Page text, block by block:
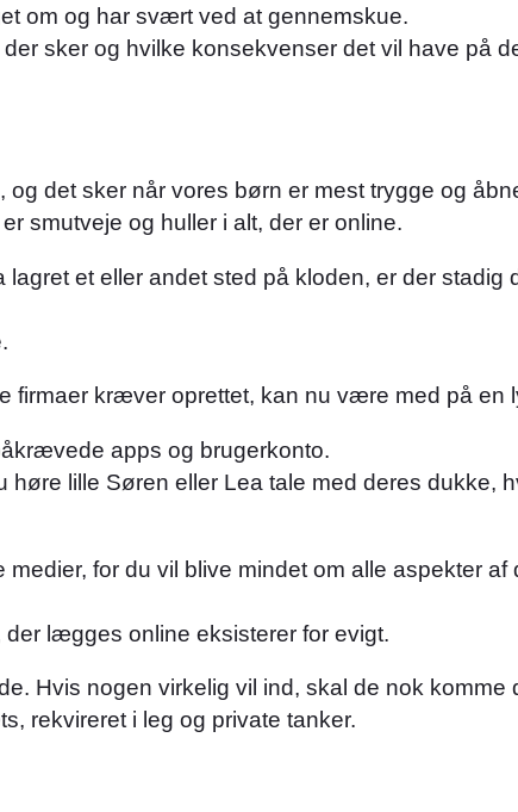
om og har svært ved at gennemskue.
sker og hvilke konsekvenser det vil have på
det sker når vores børn er mest trygge og
smutveje og huller i alt, der er online.
et eller andet sted på kloden, er der stadig
firmaer kræver oprettet, kan nu være med på en
apps og brugerkonto.
lille Søren eller Lea tale med deres dukke,
for du vil blive mindet om alle aspekter af
lægges online eksisterer for evigt.
Hvis nogen virkelig vil ind, skal de nok komme
rekvireret i leg og private tanker.